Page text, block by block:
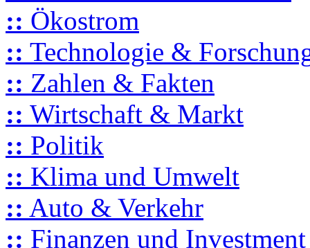
:: Ökostrom
:: Technologie &
:: Zahlen & Fakten
:: Wirtschaft & Markt
:: Politik
:: Klima und Umwelt
:: Auto & Verkehr
:: Finanzen und Investment